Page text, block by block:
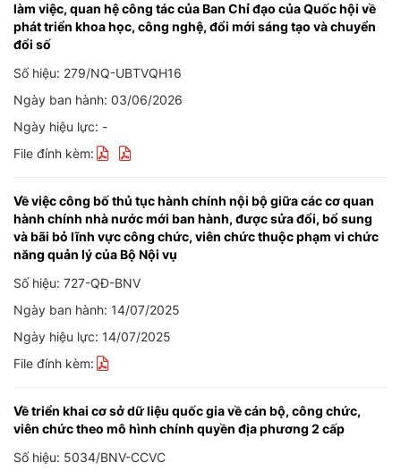
làm việc, quan hệ công tác của Ban Chỉ đạo của Quốc hội về
phát triển khoa học, công nghệ, đổi mới sáng tạo và chuyển
đổi số
Số hiệu: 279/NQ-UBTVQH16
Ngày ban hành: 03/06/2026
Ngày hiệu lực: -
File đính kèm:
Về việc công bố thủ tục hành chính nội bộ giữa các cơ quan
hành chính nhà nước mới ban hành, được sửa đổi, bổ sung
và bãi bỏ lĩnh vực công chức, viên chức thuộc phạm vi chức
năng quản lý của Bộ Nội vụ
Số hiệu: 727-QĐ-BNV
Ngày ban hành: 14/07/2025
Ngày hiệu lực: 14/07/2025
File đính kèm:
Về triển khai cơ sở dữ liệu quốc gia về cán bộ, công chức,
viên chức theo mô hình chính quyền địa phương 2 cấp
Số hiệu: 5034/BNV-CCVC